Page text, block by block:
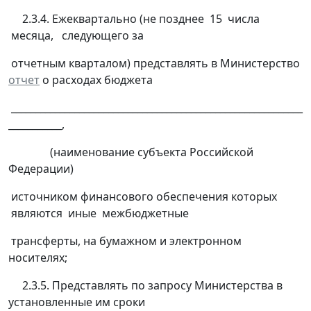
2.3.4. Ежеквартально (не позднее 15 числа
месяца, следующего за
отчетным кварталом) представлять в Министерство
отчет о расходах бюджета
___________,
(наименование субъекта Российской
Федерации)
источником финансового обеспечения которых
являются иные межбюджетные
трансферты, на бумажном и электронном
носителях;
2.3.5. Представлять по запросу Министерства в
установленные им сроки